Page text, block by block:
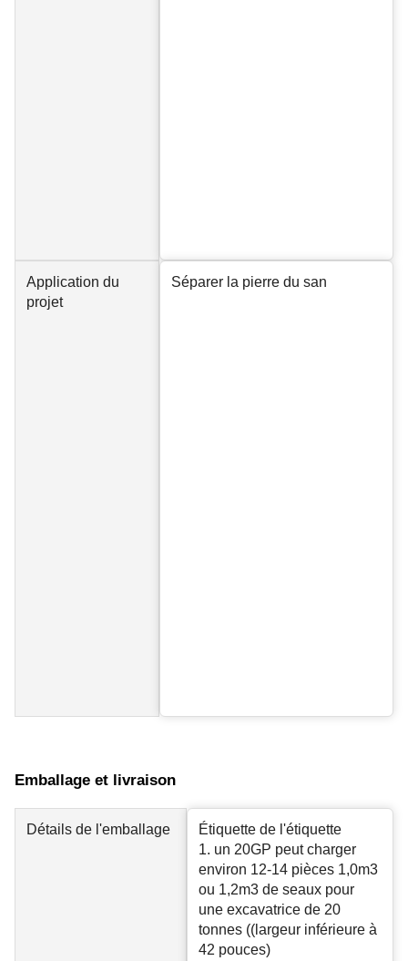
Application du
projet
Séparer la pierre du san
Emballage et livraison
Détails de l'emballage
Étiquette de l'étiquette
1. un 20GP peut charger
environ 12-14 pièces 1,0m3
ou 1,2m3 de seaux pour
une excavatrice de 20
tonnes ((largeur inférieure à
42 pouces)